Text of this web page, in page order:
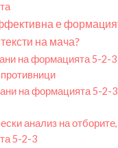
е
на мача?
на формацията 5-2-
на формацията 5-2-3
анализ на
5-2-3